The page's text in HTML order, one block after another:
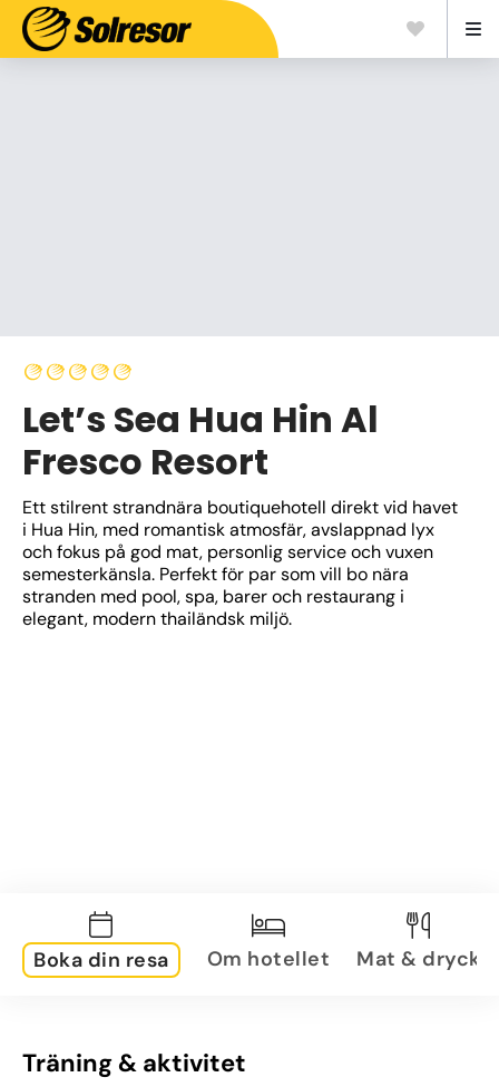
Let’s Sea Hua Hin Al
Fresco Resort
Ett stilrent strandnära boutiquehotell direkt vid havet
i Hua Hin, med romantisk atmosfär, avslappnad lyx
och fokus på god mat, personlig service och vuxen
semesterkänsla. Perfekt för par som vill bo nära
stranden med pool, spa, barer och restaurang i
elegant, modern thailändsk miljö.
Boka din resa Om hotellet Mat & dryck
Träning & aktivitet